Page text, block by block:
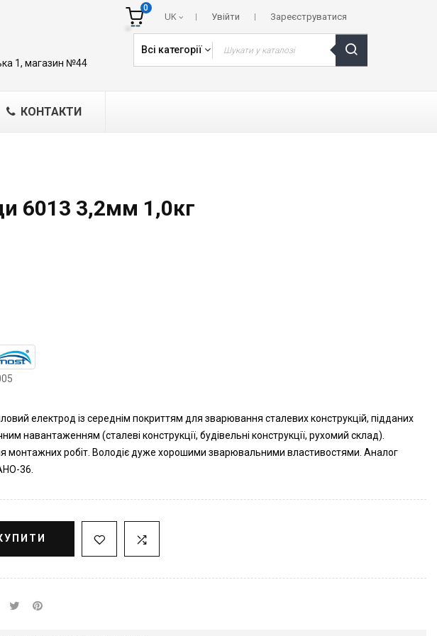
Увійти Зареєструватися
UK
0
1, магазин №44
Всі категорії
КОНТАКТИ
6013 3,2мм 1,0кг
електрод із середнім покриттям для зварювання сталевих конструкцій, підданих
навантаженням (сталеві конструкції, будівельні конструкції, рухомий склад).
монтажних робіт. Володіє дуже хорошими зварювальними властивостями. Аналог
36.